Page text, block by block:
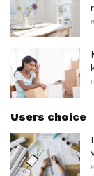
Users choice